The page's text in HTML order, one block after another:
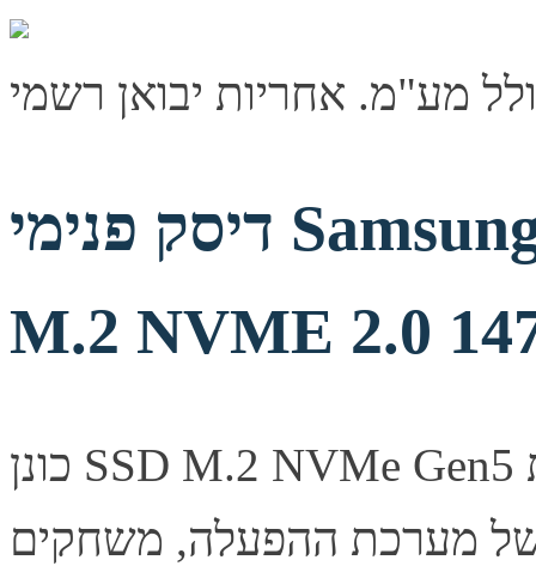
דיסק פנימי Samsung 9100 PRO 1TB Gen5
M.2 NVME 2.0
כונן SSD M.2 NVMe Gen5 מבית Samsung בנפח 1TB. ביצועים
של מערכת ההפעלה, משחקים